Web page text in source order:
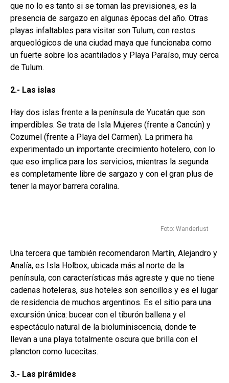
que no lo es tanto si se toman las previsiones, es la
presencia de sargazo en algunas épocas del año. Otras
playas infaltables para visitar son Tulum, con restos
arqueológicos de una ciudad maya que funcionaba como
un fuerte sobre los acantilados y Playa Paraíso, muy cerca
de Tulum.
2.- Las islas
Hay dos islas frente a la península de Yucatán que son
imperdibles. Se trata de Isla Mujeres (frente a Cancún) y
Cozumel (frente a Playa del Carmen). La primera ha
experimentado un importante crecimiento hotelero, con lo
que eso implica para los servicios, mientras la segunda
es completamente libre de sargazo y con el gran plus de
tener la mayor barrera coralina.
Foto: Wanderlust
Una tercera que también recomendaron Martín, Alejandro y
Analía, es Isla Holbox, ubicada más al norte de la
península, con características más agreste y que no tiene
cadenas hoteleras, sus hoteles son sencillos y es el lugar
de residencia de muchos argentinos. Es el sitio para una
excursión única: bucear con el tiburón ballena y el
espectáculo natural de la bioluminiscencia, donde te
llevan a una playa totalmente oscura que brilla con el
plancton como lucecitas.
3.- Las pirámides